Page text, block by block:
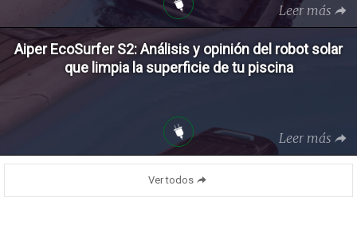
Leer más
Aiper EcoSurfer S2: Análisis y opinión del robot solar
que limpia la superficie de tu piscina
Leer más
Ver todos